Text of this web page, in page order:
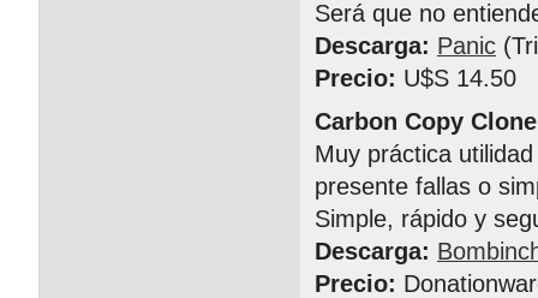
Será que no
Descarga: Panic
Precio: U$S 14.50
Carbon Copy
Muy práctica
presente fallas o
Simple, rápido y
Descarga:
Precio: